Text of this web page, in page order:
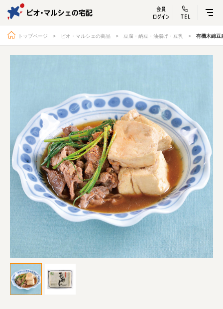
ビオ・マルシェ
宅配サービス紹介 有機野菜の お試しセッ
入
トップページ
宅配サービスについて 読みもの・NEWS
ビオ・マルシェの商品 ご利用ガイド
よくある質問 オーガニックって何
お届け情報 生産者・製造者
取扱店 ビオママクラブ
お問い合わせ 放射性物質への対応
会社概要 採用情報
業務用卸 SDGsへの取り組み
トップページ ビオ・マルシェの商品 豆腐・納豆・油揚げ・豆乳 有機木綿豆